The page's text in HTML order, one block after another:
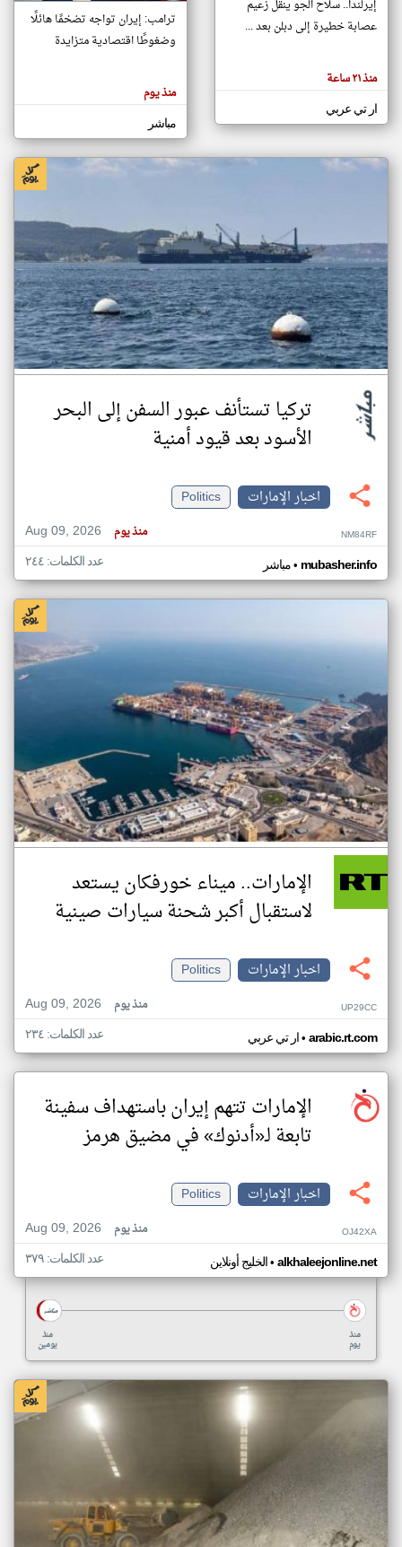
مصادر الأخبار من الإمارات
اخبار الإمارات على مدار الساعة
أهم اخبار الإمارات العاجلة والمباشرة
المقالات
الموجوده
هنا عن
وجهة
نظر
إيرلندا.. سلاح الجو ينقل زعيم
عصابة خطيرة إلى دبلن بعد ...
منذ ٢١ ساعة
ار تي عربي
ترامب: إيران تواجه تضخمًا هائلًا
وضغوطًا اقتصادية متزايدة
منذ يوم
مباشر
تركيا تستأنف عبور السفن إلى البحر
الأسود بعد قيود أمنية
اخبار الإمارات
Politics
Aug 09, 2026
منذ يوم NM84RF
مباشر• mubasher.info عدد الكلمات: ٢٤٤
الإمارات.. ميناء خورفكان يستعد
لاستقبال أكبر شحنة سيارات صينية
اخبار الإمارات
Politics
Aug 09, 2026
منذ يوم UP29CC
ار تي عربي• arabic.rt.com عدد الكلمات: ٢٣٤
الإمارات تتهم إيران باستهداف سفينة
تابعة لـ«أدنوك» في مضيق هرمز
اخبار الإمارات
Politics
Aug 09, 2026
منذ يوم OJ42XA
الخليج أونلاين• alkhaleejonline.net عدد الكلمات: ٣٧٩
منذ
يومين
منذ
يوم
klyoum.com